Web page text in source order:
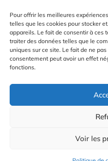
Pour offrir les meilleures
telles que les cookies pour stocker
appareils. Le fait de consentir à ces
traiter des données telles que le
uniques sur ce site. Le fait de ne
consentement peut avoir un effet
fonctions.
Voir les
Mentions Légales
Gestion
© 2026